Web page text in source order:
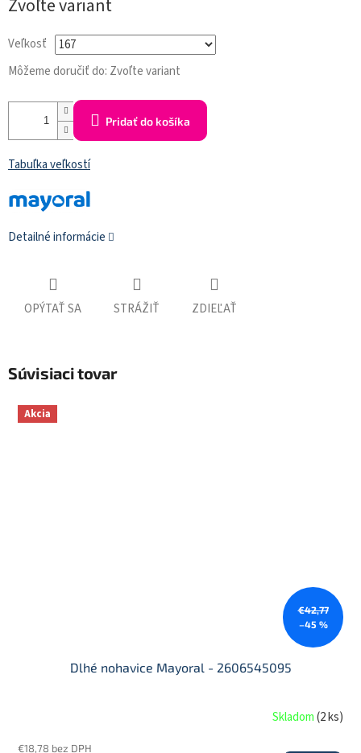
cena:
Zvoľte variant
Veľkosť
Môžeme doručiť do: Zvoľte variant
Pridať do košíka
Tabuľka veľkostí
Detailné informácie
OPÝTAŤ SA STRÁŽIŤ ZDIEĽAŤ
Súvisiaci tovar
Akcia
€42,77
–45 %
Dlhé nohavice Mayoral - 2606545095
Skladom(2 ks)
€18,78 bez DPH